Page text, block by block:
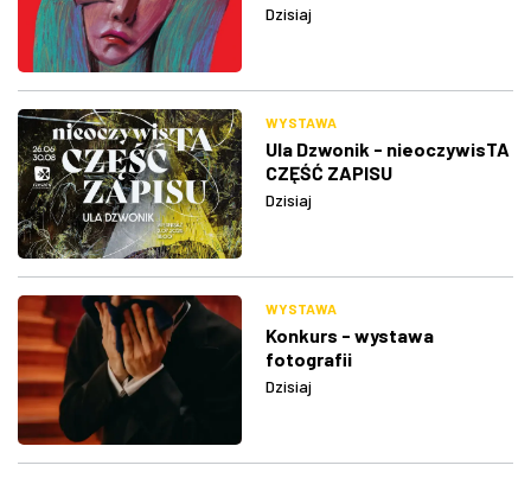
Dzisiaj
WYSTAWA
Ula Dzwonik - nieoczywisTA
CZĘŚĆ ZAPISU
Dzisiaj
WYSTAWA
Konkurs - wystawa
fotografii
Dzisiaj